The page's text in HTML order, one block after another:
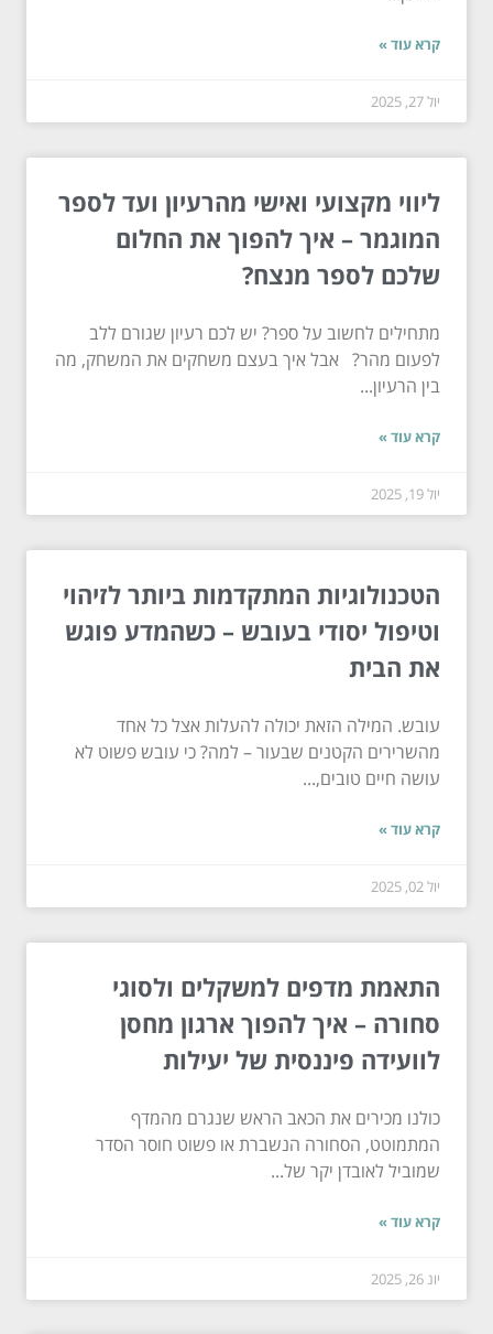
קרא עוד »
יול 27, 2025
ליווי מקצועי ואישי מהרעיון ועד לספר
המוגמר – איך להפוך את החלום
שלכם לספר מנצח?
מתחילים לחשוב על ספר? יש לכם רעיון שגורם ללב
לפעום מהר? אבל איך בעצם משחקים את המשחק, מה
בין הרעיון...
קרא עוד »
יול 19, 2025
הטכנולוגיות המתקדמות ביותר לזיהוי
וטיפול יסודי בעובש – כשהמדע פוגש
את הבית
עובש. המילה הזאת יכולה להעלות אצל כל אחד
מהשרירים הקטנים שבעור – למה? כי עובש פשוט לא
עושה חיים טובים,...
קרא עוד »
יול 02, 2025
התאמת מדפים למשקלים ולסוגי
סחורה – איך להפוך ארגון מחסן
לוועידה פיננסית של יעילות
כולנו מכירים את הכאב הראש שנגרם מהמדף
המתמוטט, הסחורה הנשברת או פשוט חוסר הסדר
שמוביל לאובדן יקר של...
קרא עוד »
יונ 26, 2025